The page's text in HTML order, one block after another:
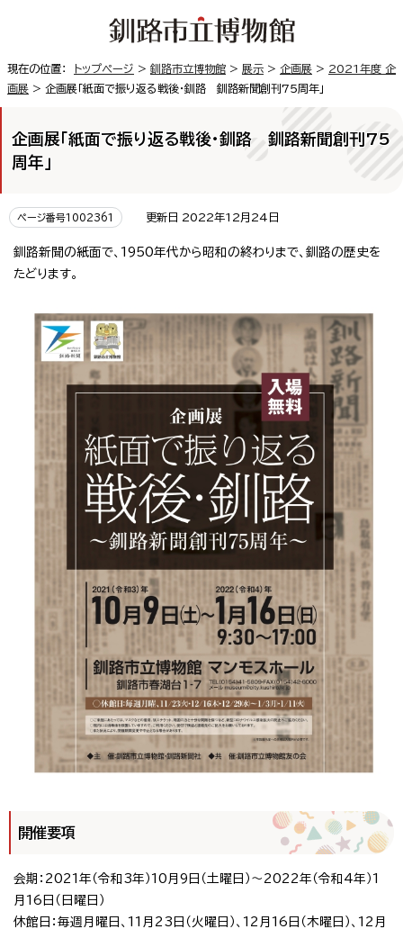
現在の位置： トップページ > 釧路市立博物館 > 展示 > 企画展 > 2021年度 企
画展 > 企画展「紙面で振り返る戦後・釧路 釧路新聞創刊75周年」
企画展「紙面で振り返る戦後・釧路 釧路新聞創刊75
周年」
ページ番号1002361 更新日 2022年12月24日
釧路新聞の紙面で、1950年代から昭和の終わりまで、釧路の歴史を
たどります。
開催要項
会期：2021年（令和3年）10月9日（土曜日）～2022年（令和4年）1
月16日（日曜日）
休館日：毎週月曜日、11月23日（火曜日）、12月16日（木曜日）、12月